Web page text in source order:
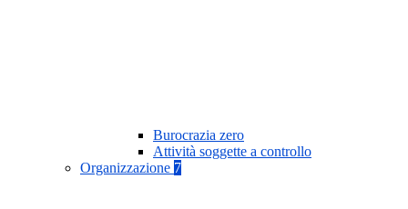
Burocrazia zero
Attività soggette a controllo
Organizzazione 7